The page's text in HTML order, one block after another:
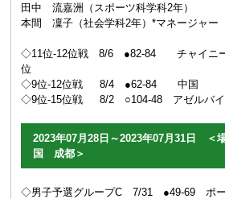
田中 流嘉洲（スポーツ科学科2年）
本間 凜子（社会学科2年）*マネージャー
◇11位-12位戦 8/6 ●82-84 チャイニ
位
◇9位-12位戦 8/4 ●62-84 中国
◇9位-15位戦 8/2 ○104-48 アゼルバイ
2023年07月28日～2023年07月31日 ＜
国 成都＞
◇男子予選グループC 7/31 ●49-69 ポー